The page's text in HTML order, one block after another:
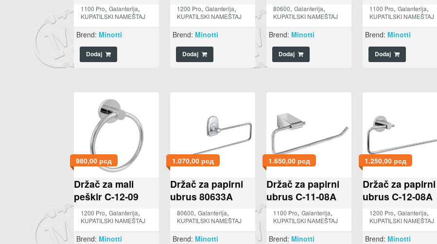
1100 Pro, Galanterija,
KUPATILSKI NAMEŠTAJ
Brend: Minotti
Dodaj
1200 Pro, Galanterija,
KUPATILSKI NAMEŠTAJ
Brend: Minotti
Dodaj
80600, Galanterija,
KUPATILSKI NAMEŠTAJ
Brend: Minotti
Dodaj
1100 Pro, Galanterija,
KUPATILSKI NAMEŠTAJ
Brend: Minotti
Dodaj
980,00 рсд
Držač za mali
peškir C-12-09
1200 Pro, Galanterija,
KUPATILSKI NAMEŠTAJ
Brend: Minotti
1.070,00 рсд
Držač za papirni
ubrus 80633A
80600, Galanterija,
KUPATILSKI NAMEŠTAJ
Brend: Minotti
1.650,00 рсд
Držač za papirni
ubrus C-11-08A
1100 Pro, Galanterija,
KUPATILSKI NAMEŠTAJ
Brend: Minotti
1.250,00 рсд
Držač za papirni
ubrus C-12-08A
1200 Pro, Galanterija,
KUPATILSKI NAMEŠTAJ
Brend: Minotti